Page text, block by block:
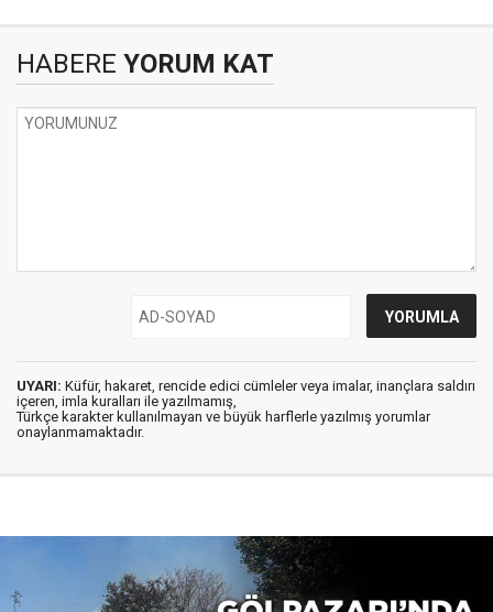
HABERE YORUM KAT
UYARI: Küfür, hakaret, rencide edici cümleler veya imalar, inançlara saldırı
içeren, imla kuralları ile yazılmamış,
Türkçe karakter kullanılmayan ve büyük harflerle yazılmış yorumlar
onaylanmamaktadır.